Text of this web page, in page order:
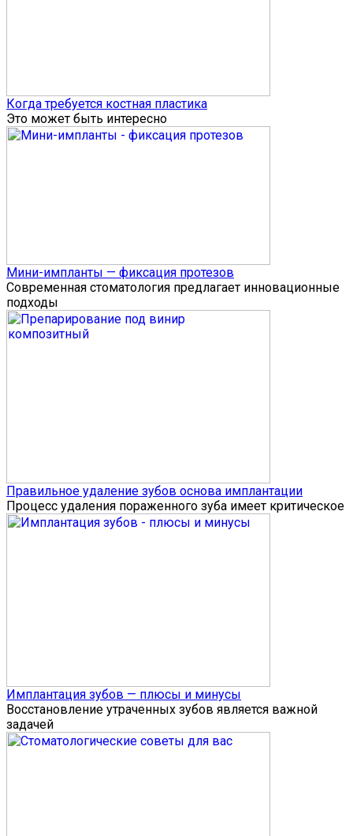
Когда требуется костная пластика
Это может быть интересно
Мини-импланты — фиксация протезов
Современная стоматология предлагает инновационные
подходы
Правильное удаление зубов основа имплантации
Процесс удаления пораженного зуба имеет критическое
Имплантация зубов — плюсы и минусы
Восстановление утраченных зубов является важной
задачей